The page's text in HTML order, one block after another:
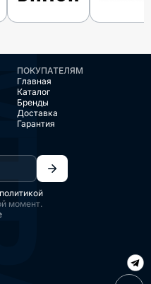
ПОКУПАТЕЛЯМ
Главная
Каталог
Бренды
Доставка
Гарантия
политикой
момент.